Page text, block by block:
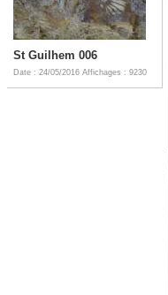
St Guilhem 006
Date : 24/05/2016 Affichages : 9230